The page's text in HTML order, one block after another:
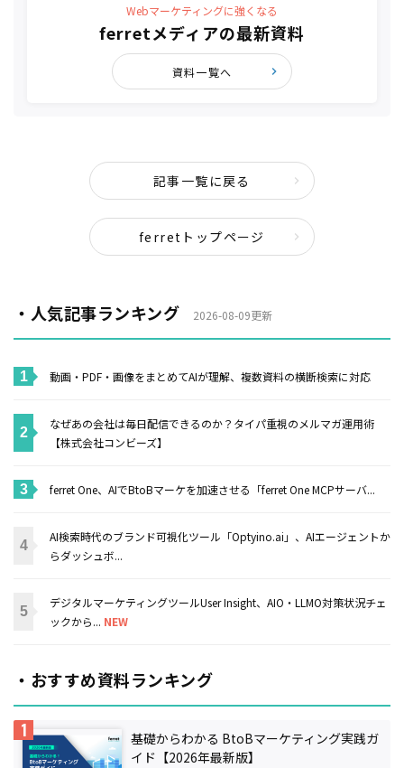
Webマーケティングに強くなる
ferretメディアの最新資料
資料一覧へ
記事一覧に戻る
ferretトップページ
・人気記事ランキング 2026-08-09更新
動画・PDF・画像をまとめてAIが理解、複数資料の横断検索に対応
なぜあの会社は毎日配信できるのか？タイパ重視のメルマガ運用術
【株式会社コンビーズ】
ferret One、AIでBtoBマーケを加速させる「ferret One MCPサーバ...
AI検索時代のブランド可視化ツール「Optyino.ai」、AIエージェントか
らダッシュボ...
デジタルマーケティングツールUser Insight、AIO・LLMO対策状況チェ
ックから... NEW
・おすすめ資料ランキング
基礎からわかる BtoBマーケティング実践ガ
イド【2026年最新版】